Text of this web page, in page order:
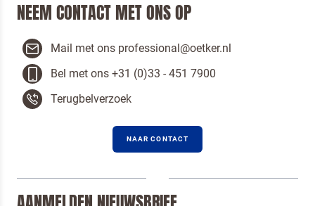
NEEM CONTACT MET ONS OP
Mail met ons professional@oetker.nl
Bel met ons +31 (0)33 - 451 7900
Terugbelverzoek
NAAR CONTACT